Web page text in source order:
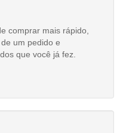
comprar mais rápido,
um pedido e
que você já fez.